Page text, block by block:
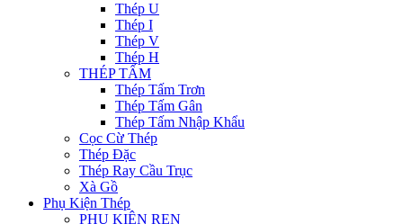
Thép U
Thép I
Thép V
Thép H
THÉP TẤM
Thép Tấm Trơn
Thép Tấm Gân
Thép Tấm Nhập Khẩu
Cọc Cừ Thép
Thép Đặc
Thép Ray Cầu Trục
Xà Gồ
Phụ Kiện Thép
PHỤ KIỆN REN